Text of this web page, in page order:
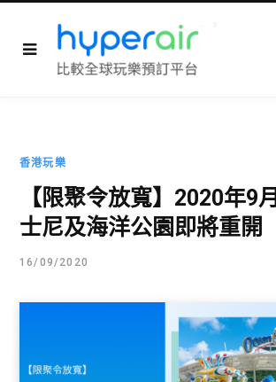
香港玩樂
【限聚令放寬】2020年9
士尼及海洋公園即將重開
16/09/2020